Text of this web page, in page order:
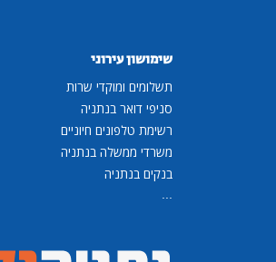
שימושון עירוני
תשלומים ומוקדי שרות
סניפי דואר בנתניה
רשימת טלפונים חיוניים
משרדי ממשלה בנתניה
בנקים בנתניה
...